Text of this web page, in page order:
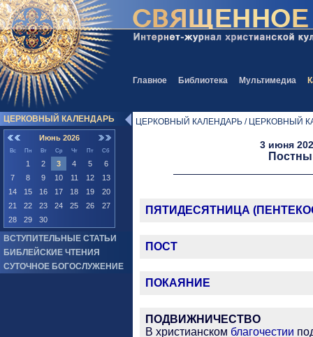
Главное Библиотека Мультимедиа
ЦЕРКОВНЫЙ КАЛЕНДАРЬ
Июнь 2026
Вс Пн Вт Ср Чт Пт Сб
1 2 3 4 5
6
7
8 9 10 11 12
13
14
15 16 17 18 19
20
21
22 23 24 25 26
27
28
29 30
ВСТУПИТЕЛЬНЫЕ СТАТЬИ
БИБЛЕЙСКИЕ ЧТЕНИЯ
СУТОЧНОЕ БОГОСЛУЖЕНИЕ
ЦЕРКОВНЫЙ КАЛЕНДАРЬ / ЦЕРКОВНЫЙ
3 июня
ПЯТИДЕСЯТНИЦА
ПОСТ
ПОКАЯНИЕ
ПОДВИЖНИЧЕСТВО
В христианском благочестии